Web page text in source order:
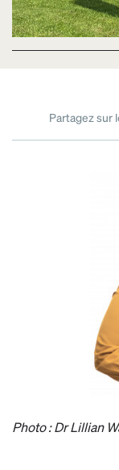
Partagez sur
Photo : Dr Lillian